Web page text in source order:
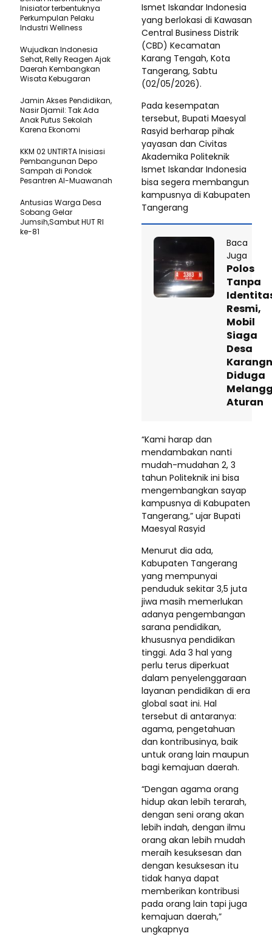
Ismet Iskandar Indonesia
yang berlokasi di Kawasan
Central Business Distrik
(CBD) Kecamatan
Karang Tengah, Kota
Tangerang, Sabtu
(02/05/2026).
Pada kesempatan
tersebut, Bupati Maesyal
Rasyid berharap pihak
yayasan dan Civitas
Akademika Politeknik
Ismet Iskandar Indonesia
bisa segera membangun
kampusnya di Kabupaten
Tangerang
Baca
Juga
Polos
Tanpa
Resmi,
Mobil
Siaga
Desa
Diduga
Aturan
“Kami harap dan
mendambakan nanti
mudah-mudahan 2, 3
tahun Politeknik ini bisa
mengembangkan sayap
kampusnya di Kabupaten
Tangerang,” ujar Bupati
Maesyal Rasyid
Menurut dia ada,
Kabupaten Tangerang
yang mempunyai
penduduk sekitar 3,5 juta
jiwa masih memerlukan
adanya pengembangan
sarana pendidikan,
khususnya pendidikan
tinggi. Ada 3 hal yang
perlu terus diperkuat
dalam penyelenggaraan
layanan pendidikan di era
global saat ini. Hal
tersebut di antaranya:
agama, pengetahuan
dan kontribusinya, baik
untuk orang lain maupun
bagi kemajuan daerah.
“Dengan agama orang
hidup akan lebih terarah,
dengan seni orang akan
lebih indah, dengan ilmu
orang akan lebih mudah
meraih kesuksesan dan
dengan kesuksesan itu
tidak hanya dapat
memberikan kontribusi
pada orang lain tapi juga
kemajuan daerah,”
ungkapnya
Inisiator terbentuknya
Perkumpulan Pelaku
Industri Wellness
Wujudkan Indonesia
Sehat, Relly Reagen Ajak
Daerah Kembangkan
Wisata Kebugaran
Jamin Akses Pendidikan,
Nasir Djamil: Tak Ada
Anak Putus Sekolah
Karena Ekonomi
KKM 02 UNTIRTA Inisiasi
Pembangunan Depo
Sampah di Pondok
Pesantren Al-Muawanah
Antusias Warga Desa
Sobang Gelar
Jumsih,Sambut HUT RI
ke-81